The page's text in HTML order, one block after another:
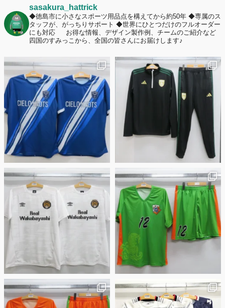
sasakura_hattrick
◆徳島市に小さなスポーツ用品点を構えてから約50年 ◆専属のス
タッフが、がっちりサポート ◆世界にひとつだけのフルオーダー
にも対応
お得な情報、デザイン製作例、チームのご紹介など
四国のすみっこから、全国の皆さんにお届けします♪